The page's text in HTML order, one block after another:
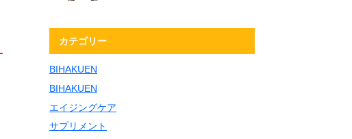
カテゴリー
BIHAKUEN
BIHAKUEN
エイジングケア
サプリメント